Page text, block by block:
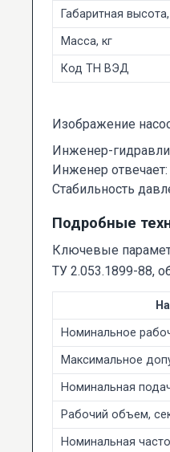
Габаритная
Масса, кг
Код ТН ВЭД
Изображение
Инженер-
Инженер отвечает:
Стабильность
Подробные
Ключевые
ТУ 2.053.1899-88,
Номинальное
Максимальное
Номинальная
Рабочий объем,
Номинальная